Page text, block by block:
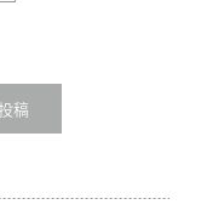
いので、付けて
たですし、厚揚げ
稿